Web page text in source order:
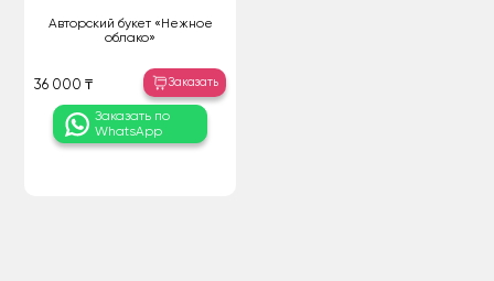
Авторский букет «Нежное
облако»
36 000 ₸ Заказать
Заказать по
WhatsApp